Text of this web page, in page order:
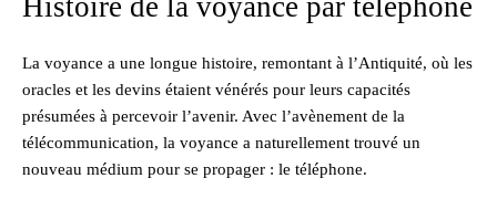
La voyance a une longue histoire, remontant à l’Antiquité, où les
oracles et les devins étaient vénérés pour leurs capacités
présumées à percevoir l’avenir. Avec l’avènement de la
télécommunication, la voyance a naturellement trouvé un
nouveau médium pour se propager : le téléphone.